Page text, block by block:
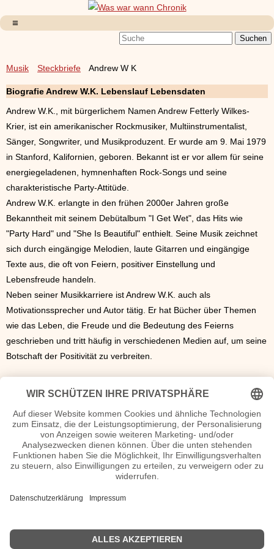
Musik Steckbriefe Andrew W K
Biografie Andrew W.K. Lebenslauf Lebensdaten
Andrew W.K., mit bürgerlichem Namen Andrew Fetterly Wilkes-
Krier, ist ein amerikanischer Rockmusiker, Multiinstrumentalist,
Sänger, Songwriter, und Musikproduzent. Er wurde am 9. Mai 1979
in Stanford, Kalifornien, geboren. Bekannt ist er vor allem für seine
energiegeladenen, hymnenhaften Rock-Songs und seine
charakteristische Party-Attitüde.
Andrew W.K. erlangte in den frühen 2000er Jahren große
Bekanntheit mit seinem Debütalbum "I Get Wet", das Hits wie
"Party Hard" und "She Is Beautiful" enthielt. Seine Musik zeichnet
sich durch eingängige Melodien, laute Gitarren und eingängige
Texte aus, die oft von Feiern, positiver Einstellung und
Lebensfreude handeln.
Neben seiner Musikkarriere ist Andrew W.K. auch als
Motivationssprecher und Autor tätig. Er hat Bücher über Themen
wie das Leben, die Freude und die Bedeutung des Feierns
geschrieben und tritt häufig in verschiedenen Medien auf, um seine
Botschaft der Positivität zu verbreiten.
Seiten Andrew W.K. Herkunft, verheiratet, Kurzbio etc.
n.n.v. - Die offizielle Andrew W.K. Homepage
Musik Andrew W.K. Diskografie
2011 - Fang deine Träume ein
2013 - Umarm die Welt mit mir
2015 - Verzaubert
2018 - Es ist nie zu spät
2019 - Lust